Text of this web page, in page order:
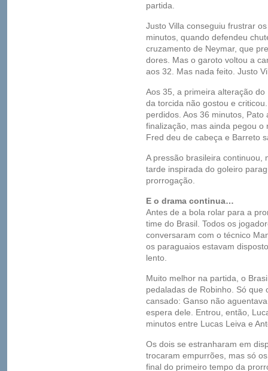
partida.
Justo Villa conseguiu frustrar
minutos, quando defendeu
cruzamento de Neymar, que
dores. Mas o garoto voltou a
aos 32. Mas nada feito. Justo
Aos 35, a primeira alteração
da torcida não gostou e
perdidos. Aos 36 minutos,
finalização, mas ainda pegou
Fred deu de cabeça e Barreto
A pressão brasileira continuou,
tarde inspirada do goleiro
prorrogação.
E o drama continua…
Antes de a bola rolar para a
time do Brasil. Todos os
conversaram com o técnico
os paraguaios estavam
lento.
Muito melhor na partida, o
pedaladas de Robinho. Só
cansado: Ganso não
espera dele. Entrou, então,
minutos entre Lucas Leiva e
Os dois se estranharam em
trocaram empurrões, mas só
final do primeiro tempo da